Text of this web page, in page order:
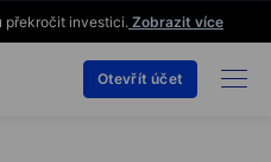
překročit investici. Zobrazit více
Otevřít účet